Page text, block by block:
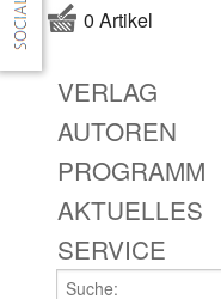
0 Artikel
VERLAG
AUTOREN
PROGRAMM
AKTUELLES
SERVICE